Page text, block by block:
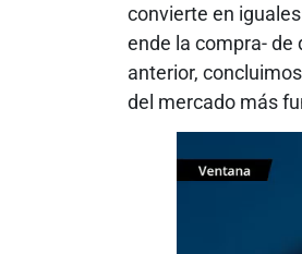
convierte en
ende la compra- de
anterior,
del mercado más